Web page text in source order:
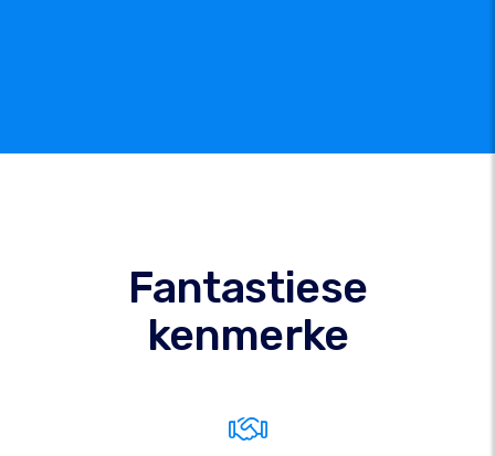
Fantastiese
kenmerke